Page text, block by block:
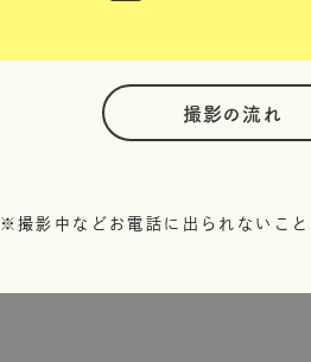
撮影の流れ
※撮影中などお電話に出られないこ